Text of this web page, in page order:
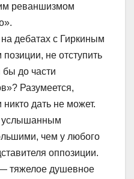
реваншизмом
дебатах с Гиркиным
не отступить
бы до части
Разумеется,
дать не может.
услышанным
чем у любого
оппозиции.
тяжелое душевное